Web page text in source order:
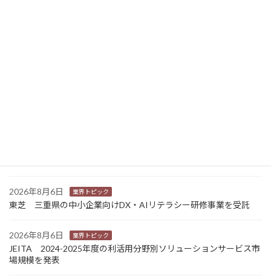
2026年8月6日 業界トピック
東芝 三重県の中小企業向けDX・AIリテラシー研修事業を受託
2026年8月6日 業界トピック
JEITA 2024-2025年度の利活用分野別ソリューションサービス市
場規模を発表